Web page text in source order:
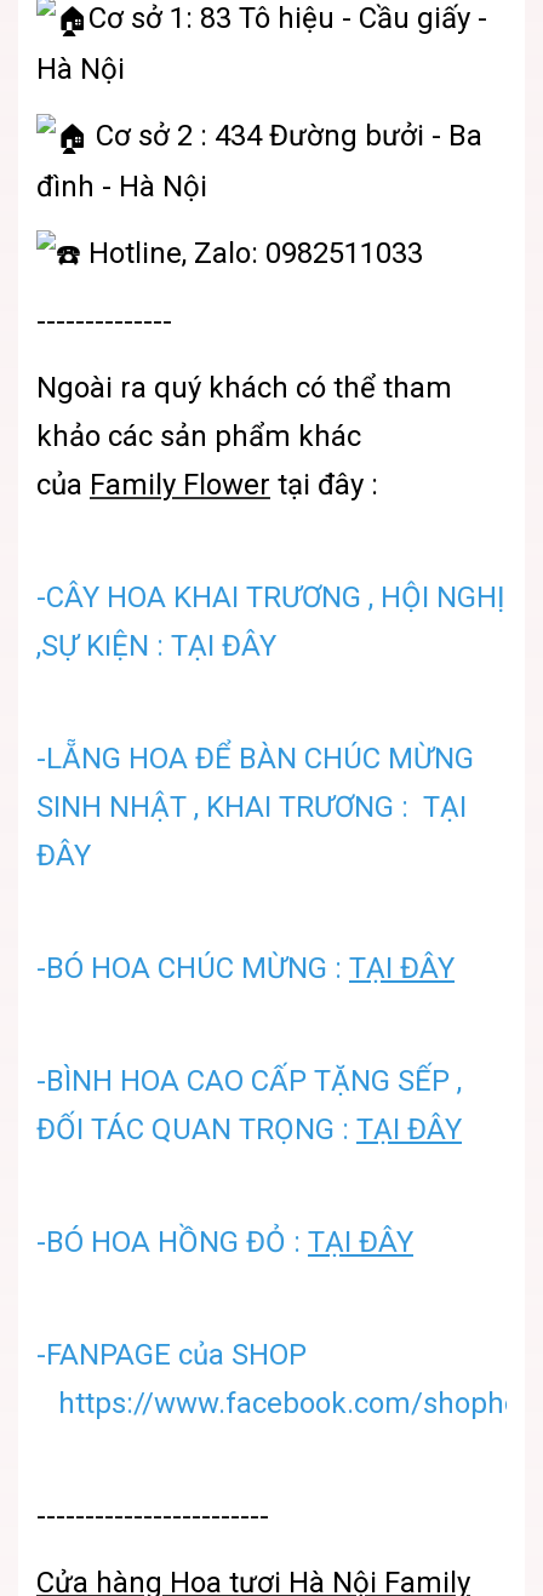
Cơ sở 1: 83 Tô hiệu - Cầu giấy -
Hà Nội
Cơ sở 2 : 434 Đường bưởi - Ba
đình - Hà Nội
Hotline, Zalo: 0982511033
--------------
Ngoài ra quý khách có thể tham
khảo các sản phẩm khác
của Family Flower tại đây :
-CÂY HOA KHAI TRƯƠNG , HỘI NGHỊ
,SỰ KIỆN : TẠI ĐÂY
-LẴNG HOA ĐỂ BÀN CHÚC MỪNG
SINH NHẬT , KHAI TRƯƠNG : TẠI
ĐÂY
-BÓ HOA CHÚC MỪNG : TẠI ĐÂY
-BÌNH HOA CAO CẤP TẶNG SẾP ,
ĐỐI TÁC QUAN TRỌNG : TẠI ĐÂY
-BÓ HOA HỒNG ĐỎ : TẠI ĐÂY
-FANPAGE của SHOP
https://www.facebook.com/
------------------------
Cửa hàng Hoa tươi Hà Nội Family